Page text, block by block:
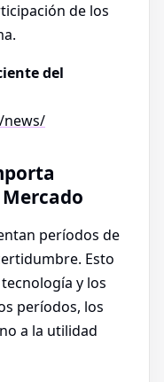
de los
del
news/
períodos de
Esto
y los
períodos, los
a la utilidad